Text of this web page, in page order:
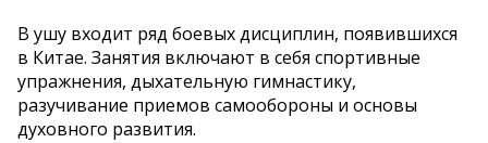
В ушу входит ряд боевых дисциплин, появившихся
в Китае. Занятия включают в себя спортивные
упражнения, дыхательную гимнастику,
разучивание приемов самообороны и основы
духовного развития.